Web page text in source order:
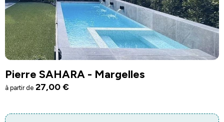
Pierre SAHARA - Margelles
à partir de 27,00€